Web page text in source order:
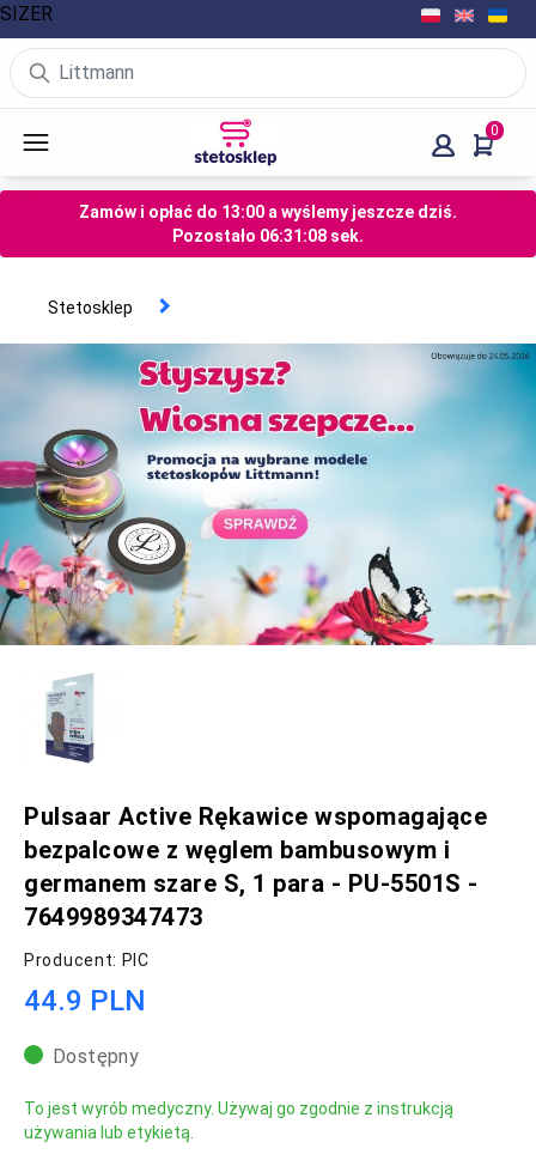
0
Zamów i opłać do 13:00 a wyślemy jeszcze dziś.
Pozostało 06:31:07 sek.
Stetosklep
Pulsaar Active Rękawice wspomagające
bezpalcowe z węglem bambusowym i
germanem szare S, 1 para - PU-5501S -
7649989347473
Producent: PIC
44.9 PLN
Dostępny
To jest wyrób medyczny. Używaj go zgodnie z instrukcją
używania lub etykietą.
SIZER